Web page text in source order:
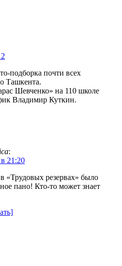
подборка почти всех
Ташкента.
Шевченко» на 110 школе
Владимир Куткин.
:
21:20
«Трудовых резервах» было
пано! Кто-то может знает